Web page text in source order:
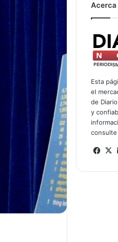
Acerca
Esta
el
de
y
consulte
Fa
bo